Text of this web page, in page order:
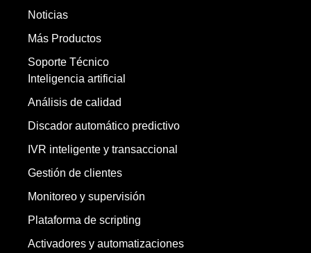
Noticias
Más Productos
Soporte Técnico
Inteligencia artificial
Análisis de calidad
Discador automático predictivo
IVR inteligente y transaccional
Gestión de clientes
Monitoreo y supervisión
Plataforma de scripting
Activadores y automatizaciones